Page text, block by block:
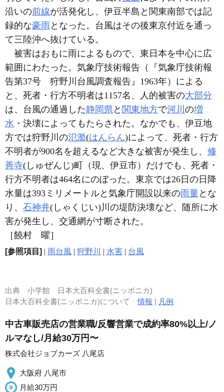
沿いの前線が活発化し、伊豆半島と関東南部では記
録的な豪雨となった。台風はその後東京付近を通っ
て三陸沖へ抜けている。
被害はおもに雨によるもので、東日本を中心に広
範囲にわたった。気象庁技術報告（『気象庁技術報
告第37号 狩野川台風調査報告』1963年）による
と、死者・行方不明者は1157名、人的被害の大部分
は、台風の通過した静岡県 と 関東地方で河川 の増
水 ・決壊によってもたらされた。なかでも、伊豆地
方では狩野川の氾濫(はんらん)によって、死者・行方
不明者が900名を超えるなど大きな被害が発生し、 修
善寺(しゅぜんじ)町（現、伊豆市）だけでも、死者・
行方不明者は464名にのぼった。東京では26日の日降
水量は393ミリメートルと気象庁開設以来の雨量とな
り、 石神井(しゃくじい)川の堤防決壊など、随所に水
害が発生し、交通網が寸断された。
［饒村 曜］
[参照項目] | 雨台風 | 狩野川 | 水害 | 台風
出典 小学館 日本大百科全書(ニッポニカ)
日本大百科全書(ニッポニカ)について情報 | 凡例
中古車販売店の営業職/反響営業で成約率80%以上/ノ
ルマなし/月給30万円〜
株式会社ジョブカーズ 八尾店
大阪府 八尾市
月給30万円